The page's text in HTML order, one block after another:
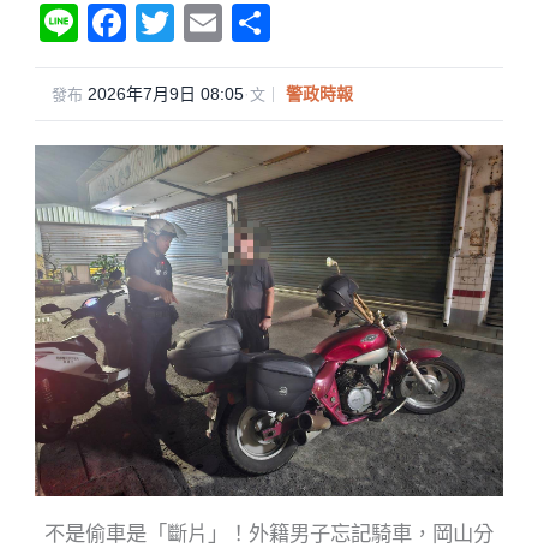
Li
n
e
F
a
c
e
b
o
o
k
T
wi
tt
er
E
m
ail
享
發布 2026年7月9日 08:05·文｜ 警政時報
不是偷車是「斷片」！外籍男子忘記騎車，岡山分